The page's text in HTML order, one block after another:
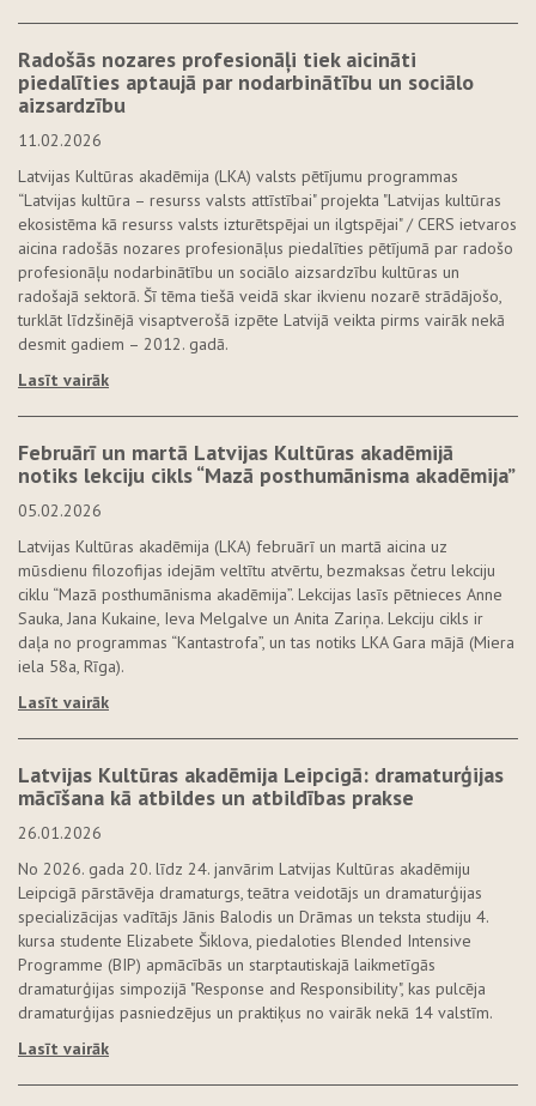
Radošās nozares profesionāļi tiek aicināti
piedalīties aptaujā par nodarbinātību un sociālo
aizsardzību
11.02.2026
Latvijas Kultūras akadēmija (LKA) valsts pētījumu programmas
“Latvijas kultūra – resurss valsts attīstībai" projekta "Latvijas kultūras
ekosistēma kā resurss valsts izturētspējai un ilgtspējai" / CERS ietvaros
aicina radošās nozares profesionāļus piedalīties pētījumā par radošo
profesionāļu nodarbinātību un sociālo aizsardzību kultūras un
radošajā sektorā. Šī tēma tiešā veidā skar ikvienu nozarē strādājošo,
turklāt līdzšinējā visaptverošā izpēte Latvijā veikta pirms vairāk nekā
desmit gadiem – 2012. gadā.
Lasīt vairāk
Februārī un martā Latvijas Kultūras akadēmijā
notiks lekciju cikls “Mazā posthumānisma akadēmija”
05.02.2026
Latvijas Kultūras akadēmija (LKA) februārī un martā aicina uz
mūsdienu filozofijas idejām veltītu atvērtu, bezmaksas četru lekciju
ciklu “Mazā posthumānisma akadēmija”. Lekcijas lasīs pētnieces Anne
Sauka, Jana Kukaine, Ieva Melgalve un Anita Zariņa. Lekciju cikls ir
daļa no programmas “Kantastrofa”, un tas notiks LKA Gara mājā (Miera
iela 58a, Rīga).
Lasīt vairāk
Latvijas Kultūras akadēmija Leipcigā: dramaturģijas
mācīšana kā atbildes un atbildības prakse
26.01.2026
No 2026. gada 20. līdz 24. janvārim Latvijas Kultūras akadēmiju
Leipcigā pārstāvēja dramaturgs, teātra veidotājs un dramaturģijas
specializācijas vadītājs Jānis Balodis un Drāmas un teksta studiju 4.
kursa studente Elizabete Šiklova, piedaloties Blended Intensive
Programme (BIP) apmācībās un starptautiskajā laikmetīgās
dramaturģijas simpozijā "Response and Responsibility", kas pulcēja
dramaturģijas pasniedzējus un praktiķus no vairāk nekā 14 valstīm.
Lasīt vairāk